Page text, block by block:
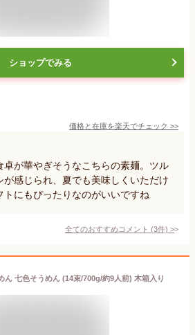
ショップでみる
価格と在庫を楽天でチェック >>
卓が華やぎそうなこちらの素麺。ツル
が感じられ、夏でも美味しくいただけ
トにもぴったりなのがいいですね
全てのおすすめコメント (3件) >
ん 七色そうめん (14束/700g/約9人前) 木箱入り